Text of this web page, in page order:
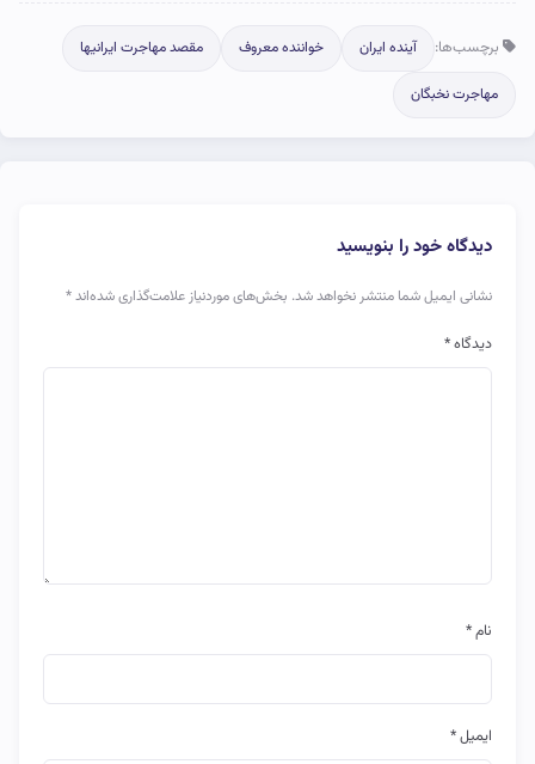
برچسب‌ها: آینده ایران خواننده معروف مقصد مهاجرت ایرانیها
مهاجرت نخبگان
دیدگاه خود را بنویسید
نشانی ایمیل شما منتشر نخواهد شد. بخش‌های موردنیاز علامت‌گذاری شده‌اند*
دیدگاه*
نام*
ایمیل*